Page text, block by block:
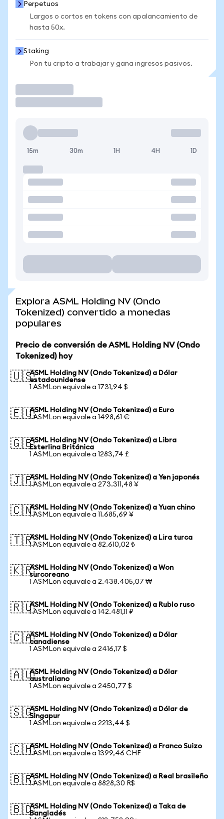
Perpetuos
Largos o cortos en tokens con apalancamiento de
hasta 50x.
Staking
Pon tu cripto a trabajar y gana ingresos pasivos.
15m 30m 1H 4H 1D
Explora ASML Holding NV (Ondo
Tokenized) convertido a monedas
populares
Precio de conversión de ASML Holding NV (Ondo
Tokenized) hoy
🇺🇸ASML Holding NV (Ondo Tokenized) a Dólar
estadounidense
1 ASMLon equivale a 1731,94 $
🇪🇺ASML Holding NV (Ondo Tokenized) a Euro
1 ASMLon equivale a 1498,61 €
🇬🇧ASML Holding NV (Ondo Tokenized) a Libra
Esterlina Británica
1 ASMLon equivale a 1283,74 £
🇯🇵ASML Holding NV (Ondo Tokenized) a Yen japonés
1 ASMLon equivale a 273.311,48 ¥
🇨🇳ASML Holding NV (Ondo Tokenized) a Yuan chino
1 ASMLon equivale a 11.685,69 ¥
🇹🇷ASML Holding NV (Ondo Tokenized) a Lira turca
1 ASMLon equivale a 82.610,02 ₺
🇰🇷ASML Holding NV (Ondo Tokenized) a Won
surcoreano
1 ASMLon equivale a 2.438.405,07 ₩
🇷🇺ASML Holding NV (Ondo Tokenized) a Rublo ruso
1 ASMLon equivale a 142.481,11 ₽
🇨🇦ASML Holding NV (Ondo Tokenized) a Dólar
canadiense
1 ASMLon equivale a 2416,17 $
🇦🇺ASML Holding NV (Ondo Tokenized) a Dólar
australiano
1 ASMLon equivale a 2450,77 $
🇸🇬ASML Holding NV (Ondo Tokenized) a Dólar de
Singapur
1 ASMLon equivale a 2213,44 $
🇨🇭ASML Holding NV (Ondo Tokenized) a Franco Suizo
1 ASMLon equivale a 1399,46 CHF
🇧🇷ASML Holding NV (Ondo Tokenized) a Real brasileño
1 ASMLon equivale a 8828,30 R$
🇧🇩ASML Holding NV (Ondo Tokenized) a Taka de
Bangladés